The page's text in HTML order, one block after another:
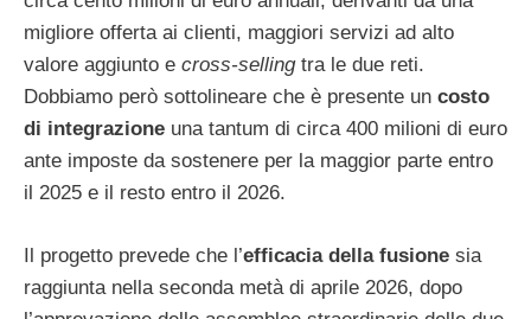
migliore offerta ai clienti, maggiori servizi ad alto
valore aggiunto e cross-sellingtra le due reti.
Dobbiamo però sottolineare che è presente un costo
di integrazione una tantum di circa 400 milioni di euro
ante imposte da sostenere per la maggior parte entro
il 2025 e il resto entro il 2026.
Il progetto prevede che l’efficacia della fusione sia
raggiunta nella seconda metà di aprile 2026, dopo